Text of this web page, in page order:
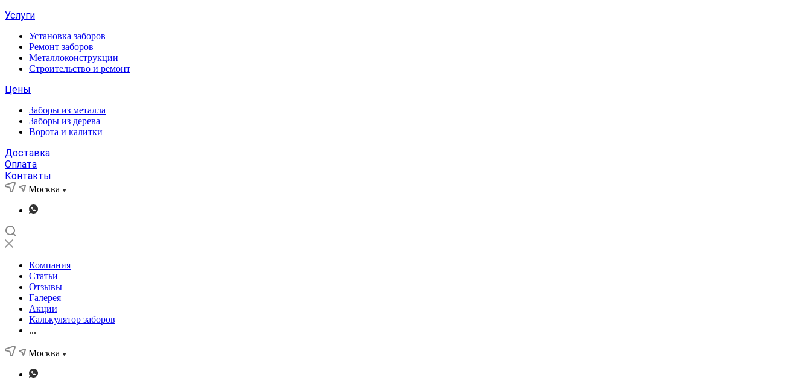
Услуги
Установка заборов
Ремонт заборов
Металлоконструкции
Строительство и ремонт
Цены
Заборы из металла
Заборы из дерева
Ворота и калитки
Доставка
Оплата
Контакты
Москва
Компания
Статьи
Отзывы
Галерея
Акции
Калькулятор заборов
...
Москва